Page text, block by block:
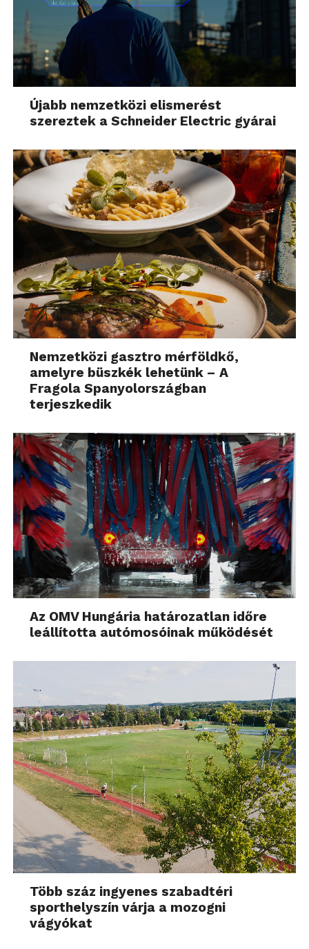
Újabb nemzetközi elismerést
szereztek a Schneider Electric gyárai
Nemzetközi gasztro mérföldkő,
amelyre büszkék lehetünk – A
Fragola Spanyolországban
terjeszkedik
Az OMV Hungária határozatlan időre
leállította autómosóinak működését
Több száz ingyenes szabadtéri
sporthelyszín várja a mozogni
vágyókat